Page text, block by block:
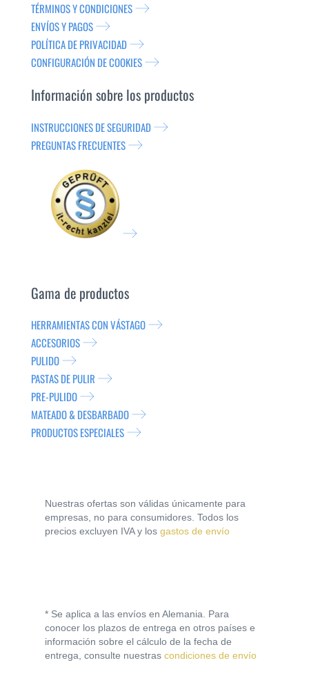
TÉRMINOS Y CONDICIONES
ENVÍOS Y PAGOS
POLÍTICA DE PRIVACIDAD
CONFIGURACIÓN DE COOKIES
Información sobre los productos
INSTRUCCIONES DE SEGURIDAD
PREGUNTAS FRECUENTES
Gama de productos
HERRAMIENTAS CON VÁSTAGO
ACCESORIOS
PULIDO
PASTAS DE PULIR
PRE-PULIDO
MATEADO & DESBARBADO
PRODUCTOS ESPECIALES
Nuestras ofertas son válidas únicamente para
empresas, no para consumidores. Todos los
precios excluyen IVA y los gastos de envío
* Se aplica a las envíos en Alemania. Para
conocer los plazos de entrega en otros países e
información sobre el cálculo de la fecha de
entrega, consulte nuestras condiciones de envío